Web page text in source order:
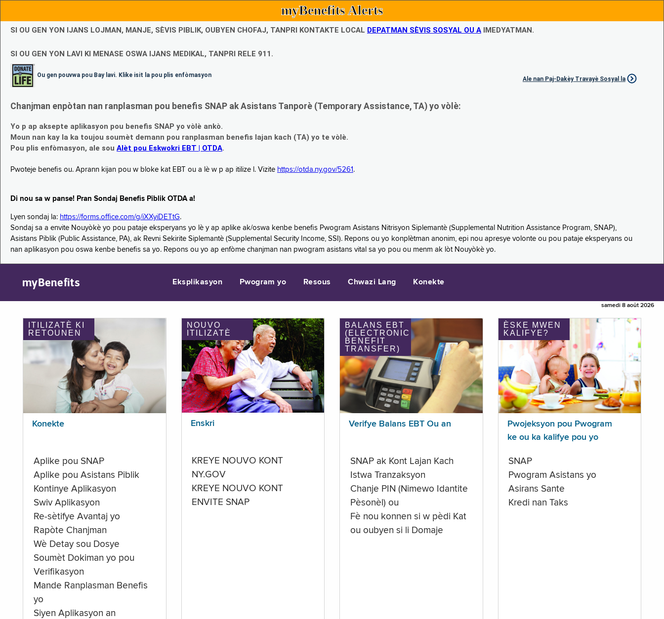
myBenefits Alerts
SI OU GEN YON IJANS LOJMAN, MANJE, SÈVIS PIBLIK, OUBYEN CHOFAJ, TANPRI KONTAKTE LOCAL DEPATMAN SÈVIS SOSYAL OU A IMEDYATMAN.
SI OU GEN YON LAVI KI MENASE OSWA IJANS MEDIKAL, TANPRI RELE 911.
Ou gen pouvwa pou Bay lavi. Klike isit la pou plis enfòmasyon
Ale nan Paj-Dakèy Travayè Sosyal la
Chanjman enpòtan nan ranplasman pou benefis SNAP ak Asistans Tanporè (Temporary Assistance, TA) yo vòlè:
Yo p ap aksepte aplikasyon pou benefis SNAP yo vòlè ankò.
Moun nan kay la ka toujou soumèt demann pou ranplasman benefis lajan kach (TA) yo te vòlè.
Pou plis enfòmasyon, ale sou Alèt pou Eskwokri EBT | OTDA.
Pwoteje benefis ou. Aprann kijan pou w bloke kat EBT ou a lè w p ap itilize l. Vizite https://otda.ny.gov/5261 .
Di nou sa w panse! Pran Sondaj Benefis Piblik OTDA a!
Lyen sondaj la: https://forms.office.com/g/iXXyiDETtG.
Sondaj sa a envite Nouyòkè yo pou pataje eksperyans yo lè y ap aplike ak/oswa kenbe benefis Pwogram Asistans Nitrisyon Siplemantè (Supplemental Nutrition Assistance Program, SNAP),
Asistans Piblik (Public Assistance, PA), ak Revni Sekirite Siplemantè (Supplemental Security Income, SSI). Repons ou yo konplètman anonim, epi nou apresye volonte ou pou pataje eksperyans ou
nan aplikasyon pou oswa kenbe benefis sa yo. Repons ou yo ap enfòme chanjman nan pwogram asistans vital sa yo pou ou menm ak lòt Nouyòkè yo.
myBenefits Eksplikasyon Pwogram yo Resous Chwazi Lang Konekte
samedi 8 août 2026
ITILIZATÈ KI
RETOUNEN
Konekte
Aplike pou SNAP
Aplike pou Asistans Piblik
Kontinye Aplikasyon
Swiv Aplikasyon
Re-sètifye Avantaj yo
Rapòte Chanjman
Wè Detay sou Dosye
Soumèt Dokiman yo pou
Verifikasyon
Mande Ranplasman Benefis
yo
Siyen Aplikasyon an
NOUVO
ITILIZATÈ
Enskri
KREYE NOUVO KONT
NY.GOV
KREYE NOUVO KONT
ENVITE SNAP
BALANS EBT
(ELECTRONIC
BENEFIT
TRANSFER)
Verifye Balans EBT Ou an
SNAP ak Kont Lajan Kach
Istwa Tranzaksyon
Chanje PIN (Nimewo Idantite
Pèsonèl) ou
Fè nou konnen si w pèdi Kat
ou oubyen si li Domaje
ÈSKE MWEN
KALIFYE?
Pwojeksyon pou Pwogram
ke ou ka kalifye pou yo
SNAP
Pwogram Asistans yo
Asirans Sante
Kredi nan Taks